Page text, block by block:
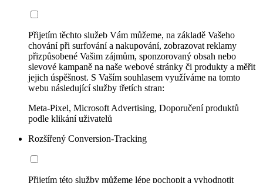
Přijetím těchto služeb Vám můžeme, na základě Vašeho
chování při surfování a nakupování, zobrazovat reklamy
přizpůsobené Vašim zájmům, sponzorovaný obsah nebo
slevové kampaně na naše webové stránky či produkty a měřit
jejich úspěšnost. S Vaším souhlasem využíváme na tomto
webu následující služby třetích stran:
Meta-Pixel, Microsoft Advertising, Doporučení produktů
podle klikání uživatelů
Rozšířený Conversion-Tracking
Přijetím této služby můžeme lépe pochopit a vyhodnotit